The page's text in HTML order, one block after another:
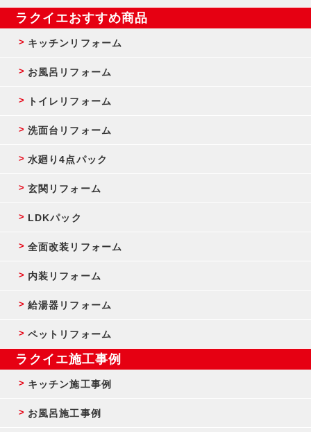
ラクイエおすすめ商品
キッチンリフォーム
お風呂リフォーム
トイレリフォーム
洗面台リフォーム
水廻り4点パック
玄関リフォーム
LDKパック
全面改装リフォーム
内装リフォーム
給湯器リフォーム
ペットリフォーム
ラクイエ施工事例
キッチン施工事例
お風呂施工事例